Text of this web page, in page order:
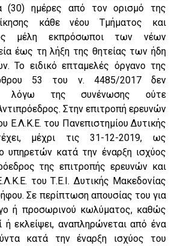
(30) ημέρες από τον ορισμό της
κάθε νέου Τμήματος και
μέλη εκπρόσωποι των νέων
έως τη λήξη της θητείας των ήδη
Το ειδικό επταμελές όργανο της
53 του ν. 4485/2017 δεν
λόγω της συνένωσης ούτε
Στην επιτροπή ερευνών
Ε.Λ.Κ.Ε. του Πανεπιστημίου Δυτικής
μέχρι τις 31-12-2019, ως
υπηρετών κατά την έναρξη ισχύος
της επιτροπής ερευνών και
του Τ.Ε.Ι. Δυτικής Μακεδονίας
Σε περίπτωση απουσίας του για
ή προσωρινού κωλύματος, καθώς
ή εκλείψει, αναπληρώνεται από ένα
κατά την έναρξη ισχύος του